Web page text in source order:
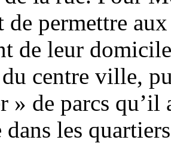
permettre
de leur
centre ville,
» de parcs qu’il
les